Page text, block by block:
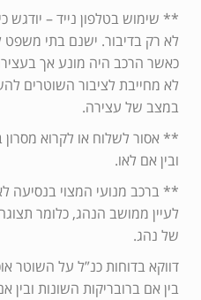
** שימוש בטלפון נייד – יודגש
לא רק בדיבור. ישנם בתי
כאשר הרכב היה מונע אך
לא מחייבת לציבור השוטרים
במצב של עצירה.
** אסור לשלוח או לקרוא
ובין אם לאו.
** ברכב מנועי המצוי בנסיעה
לעיין ממושב הנהג, כלומר
של נהג.
דווקא בדוחות כנ”ל על השוטר
בין אם ברובריקות השונות